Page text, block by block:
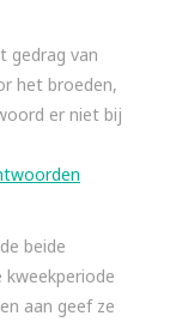
gedrag van
het broeden,
er niet bij
beide
kweekperiode
aan geef ze